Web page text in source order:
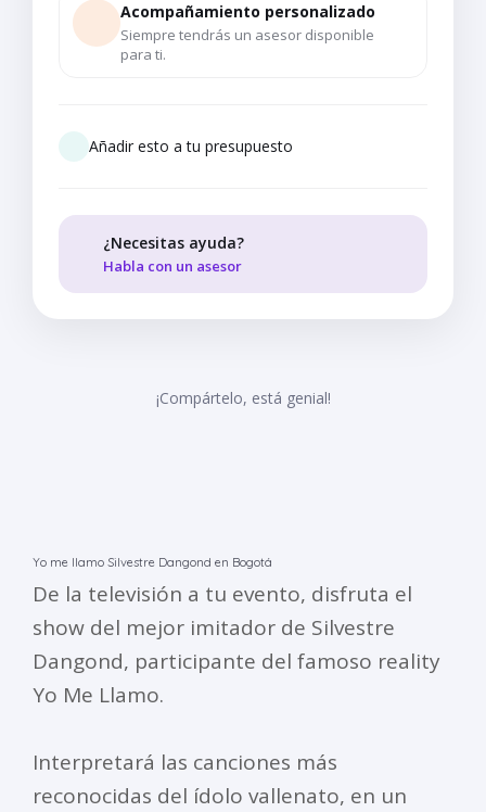
Acompañamiento personalizado
Siempre tendrás un asesor disponible
para ti.
Añadir esto a tu presupuesto
¿Necesitas ayuda?
Habla con un asesor
¡Compártelo, está genial!
Yo me llamo Silvestre Dangond en Bogotá
De la televisión a tu evento, disfruta el
show del mejor imitador de Silvestre
Dangond, participante del famoso reality
Yo Me Llamo.
Interpretará las canciones más
reconocidas del ídolo vallenato, en un